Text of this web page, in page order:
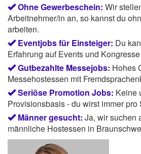
Ohne Gewerbeschein: Wir
Arbeitnehmer/in an, so kannst du
arbeiten.
Eventjobs für Einsteiger: Du
Erfahrung auf Events und
Gutbezahlte Messejobs: Hohes
Messehostessen mit
Seriöse Promotion Jobs: Keine
Provisionsbasis - du wirst immer pro
Männer gesucht: Ja, wir suchen
männliche Hostessen in